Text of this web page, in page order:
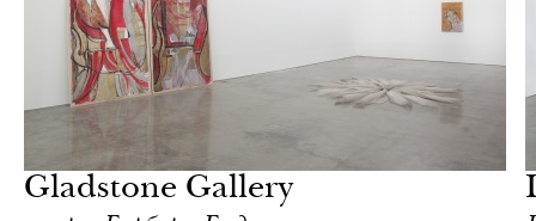
Gladstone Gallery
Йорк